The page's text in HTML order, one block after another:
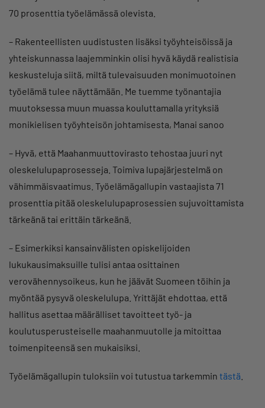
70 prosenttia työelämässä olevista.
– Rakenteellisten uudistusten lisäksi työyhteisöissä ja
yhteiskunnassa laajemminkin olisi hyvä käydä realistisia
keskusteluja siitä, miltä tulevaisuuden monimuotoinen
työelämä tulee näyttämään. Me tuemme työnantajia
muutoksessa muun muassa kouluttamalla yrityksiä
monikielisen työyhteisön johtamisesta, Manai sanoo
– Hyvä, että Maahanmuuttovirasto tehostaa juuri nyt
oleskelulupaprosesseja. Toimiva lupajärjestelmä on
vähimmäisvaatimus. Työelämägallupin vastaajista 71
prosenttia pitää oleskelulupaprosessien sujuvoittamista
tärkeänä tai erittäin tärkeänä.
– Esimerkiksi kansainvälisten opiskelijoiden
lukukausimaksuille tulisi antaa osittainen
verovähennysoikeus, kun he jäävät Suomeen töihin ja
myöntää pysyvä oleskelulupa. Yrittäjät ehdottaa, että
hallitus asettaa määrälliset tavoitteet työ- ja
koulutusperusteiselle maahanmuutolle ja mitoittaa
toimenpiteensä sen mukaisiksi.
Työelämägallupin tuloksiin voi tutustua tarkemmin tästä